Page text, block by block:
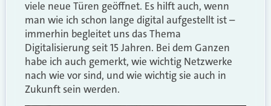
viele neue Türen geöffnet. Es hilft auch, wenn
man wie ich schon lange digital aufgestellt ist –
immerhin begleitet uns das Thema
Digitalisierung seit 15 Jahren. Bei dem Ganzen
habe ich auch gemerkt, wie wichtig Netzwerke
nach wie vor sind, und wie wichtig sie auch in
Zukunft sein werden.